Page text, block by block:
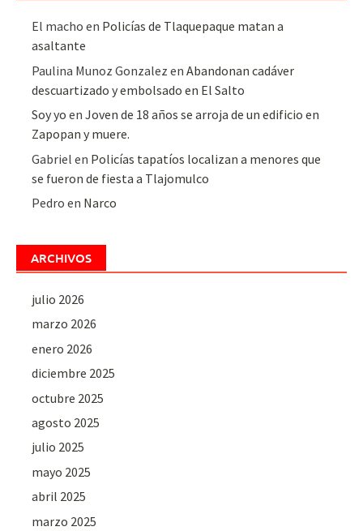
El macho en Policías de Tlaquepaque matan a
asaltante
Paulina Munoz Gonzalez enAbandonan cadáver
descuartizado y embolsado en El Salto
Soy yo enJoven de 18 años se arroja de un edificio en
Zapopan y muere.
Gabriel en Policías tapatíos localizan a menores que
se fueron de fiesta a Tlajomulco
Pedro en Narco
ARCHIVOS
julio 2026
marzo 2026
enero 2026
diciembre 2025
octubre 2025
agosto 2025
julio 2025
mayo 2025
abril 2025
marzo 2025